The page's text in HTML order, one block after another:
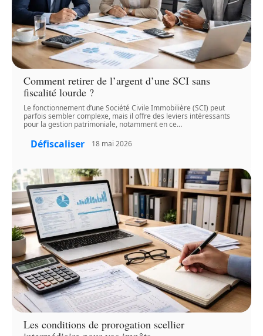
Comment retirer de l’argent d’une SCI sans
fiscalité lourde ?
Le fonctionnement d’une Société Civile Immobilière (SCI) peut
parfois sembler complexe, mais il offre des leviers intéressants
pour la gestion patrimoniale, notamment en ce…
Défiscaliser 18 mai 2026
Les conditions de prorogation scellier